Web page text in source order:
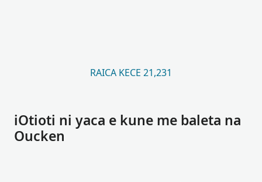
RAICA KECE 21,231
iOtioti ni yaca e kune me baleta na
Oucken